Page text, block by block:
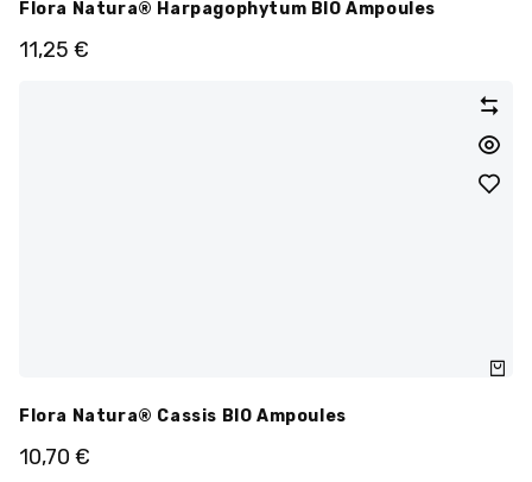
Flora Natura® Harpagophytum BIO Ampoules
11,25 €
Flora Natura® Cassis BIO Ampoules
10,70 €